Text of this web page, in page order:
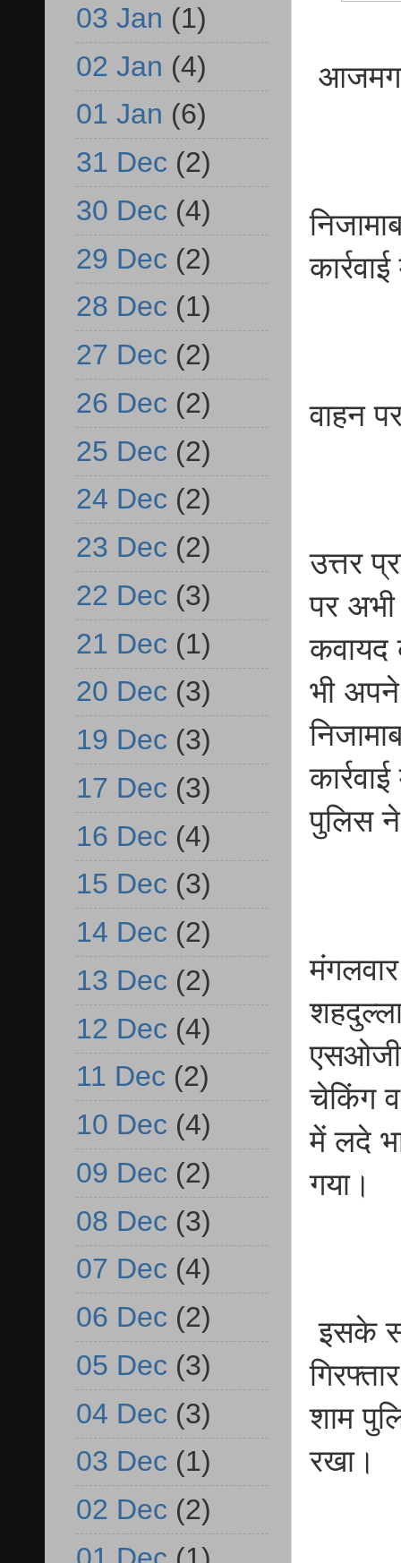
वाहन
उत्तर
पर
कवायद
भी
पुलिस ने
एसओजी
चेकिंग व
में लदे
गया।
इसके
शाम
रखा।
03 Jan (1)
02 Jan (4)
01 Jan (6)
31 Dec (2)
30 Dec (4)
29 Dec (2)
28 Dec (1)
27 Dec (2)
26 Dec (2)
25 Dec (2)
24 Dec (2)
23 Dec (2)
22 Dec (3)
21 Dec (1)
20 Dec (3)
19 Dec (3)
17 Dec (3)
16 Dec (4)
15 Dec (3)
14 Dec (2)
13 Dec (2)
12 Dec (4)
11 Dec (2)
10 Dec (4)
09 Dec (2)
08 Dec (3)
07 Dec (4)
06 Dec (2)
05 Dec (3)
04 Dec (3)
03 Dec (1)
02 Dec (2)